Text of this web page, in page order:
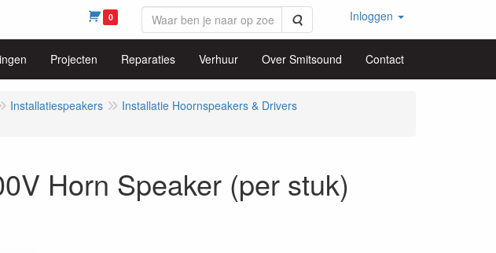
0 Zoeken Inloggen
Projecten Reparaties Verhuur Over Smitsound Contact
Installatiespeakers
Installatie Hoornspeakers & Drivers
Horn Speaker (per stuk)